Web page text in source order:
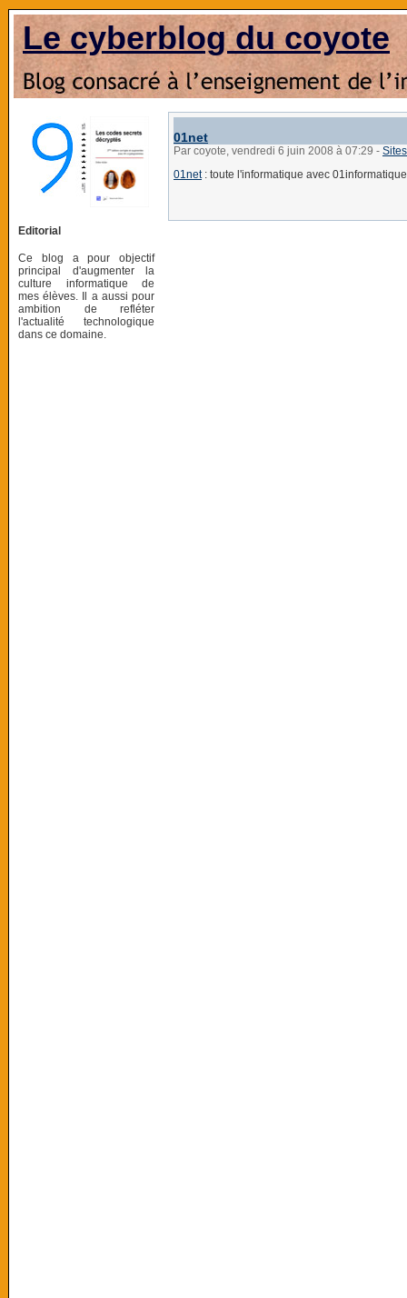
Le cyberblog du coyote
Editorial
Ce blog a pour objectif
principal d'augmenter la
culture informatique de
mes élèves. Il a aussi pour
ambition de refléter
l'actualité technologique
dans ce domaine.
01net
Par coyote, vendredi 6 juin 2008 à 07:29 - Sites
01net: toute l'informatique avec